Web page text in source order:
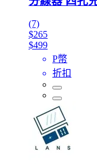
(7)
$265
$499
P幣
折扣